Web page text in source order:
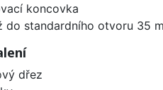
koncovka
do standardního otvoru 35
dřez